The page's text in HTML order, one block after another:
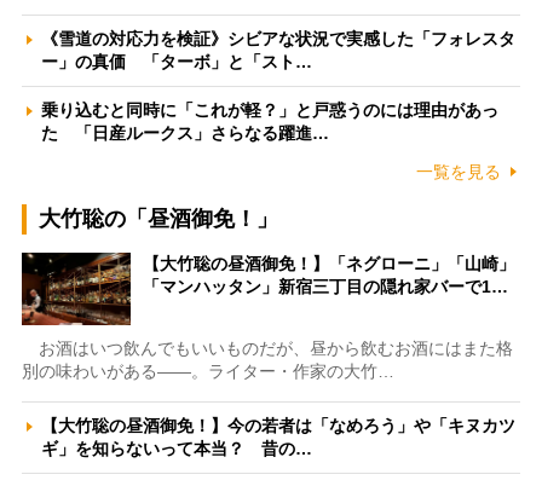
《雪道の対応力を検証》シビアな状況で実感した「フォレスタ
ー」の真価 「ターボ」と「スト…
乗り込むと同時に「これが軽？」と戸惑うのには理由があっ
た 「日産ルークス」さらなる躍進…
一覧を見る
大竹聡の「昼酒御免！」
【大竹聡の昼酒御免！】「ネグローニ」「山崎」
「マンハッタン」新宿三丁目の隠れ家バーで1…
お酒はいつ飲んでもいいものだが、昼から飲むお酒にはまた格
別の味わいがある――。ライター・作家の大竹…
【大竹聡の昼酒御免！】今の若者は「なめろう」や「キヌカツ
ギ」を知らないって本当？ 昔の…